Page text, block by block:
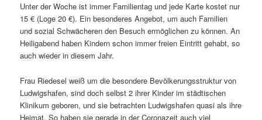
Unter der Woche ist immer Familientag und jede Karte kostet nur
15 € (Loge 20 €). Ein besonderes Angebot, um auch Familien
und sozial Schwächeren den Besuch ermöglichen zu können. An
Heiligabend haben Kindern schon immer freien Eintritt gehabt, so
auch wieder in diesem Jahr.
Frau Riedesel weiß um die besondere Bevölkerungsstruktur von
Ludwigshafen, sind doch selbst 2 ihrer Kinder im städtischen
Klinikum geboren, und sie betrachten Ludwigshafen quasi als ihre
Heimat. So haben sie gerade in der Coronazeit auch viel